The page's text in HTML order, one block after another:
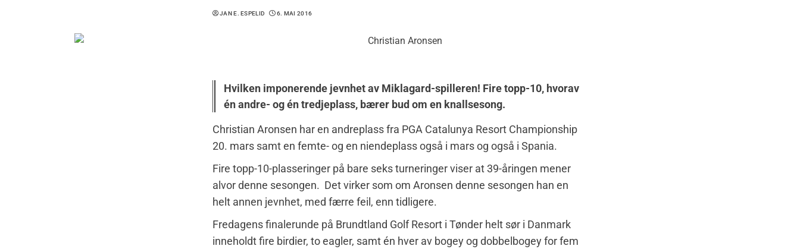
JAN E. ESPELID 6. MAI 2016
Hvilken imponerende jevnhet av Miklagard-spilleren! Fire topp-10, hvorav
én andre- og én tredjeplass, bærer bud om en knallsesong.
Christian Aronsen har en andreplass fra PGA Catalunya Resort Championship
20. mars samt en femte- og en niendeplass også i mars og også i Spania.
Fire topp-10-plasseringer på bare seks turneringer viser at 39-åringen mener
alvor denne sesongen. Det virker som om Aronsen denne sesongen han en
helt annen jevnhet, med færre feil, enn tidligere.
Fredagens finalerunde på Brundtland Golf Resort i Tønder helt sør i Danmark
inneholdt fire birdier, to eagler, samt én hver av bogey og dobbelbogey for fem